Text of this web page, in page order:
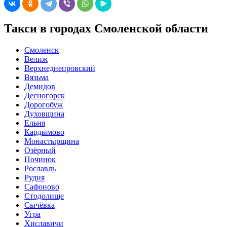
Такси в городах Смоленской области
Смоленск
Велиж
Верхнеднепровский
Вязьма
Демидов
Десногорск
Дорогобуж
Духовщина
Ельня
Кардымово
Монастырщина
Озёрный
Починок
Рославль
Рудня
Сафоново
Стодолище
Сычёвка
Угра
Хиславичи